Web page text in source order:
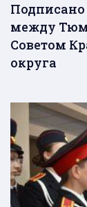
Подписано
между
Советом
округа